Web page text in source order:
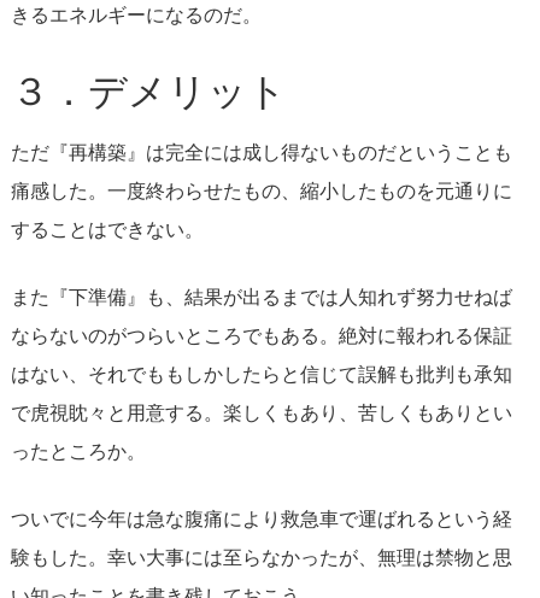
きるエネルギーになるのだ。
３．デメリット
ただ『再構築』は完全には成し得ないものだということも
痛感した。一度終わらせたもの、縮小したものを元通りに
することはできない。
また『下準備』も、結果が出るまでは人知れず努力せねば
ならないのがつらいところでもある。絶対に報われる保証
はない、それでももしかしたらと信じて誤解も批判も承知
で虎視眈々と用意する。楽しくもあり、苦しくもありとい
ったところか。
ついでに今年は急な腹痛により救急車で運ばれるという経
験もした。幸い大事には至らなかったが、無理は禁物と思